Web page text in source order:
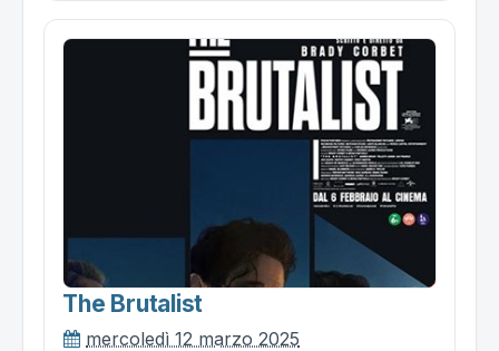
The Brutalist
mercoledì 12 marzo 2025